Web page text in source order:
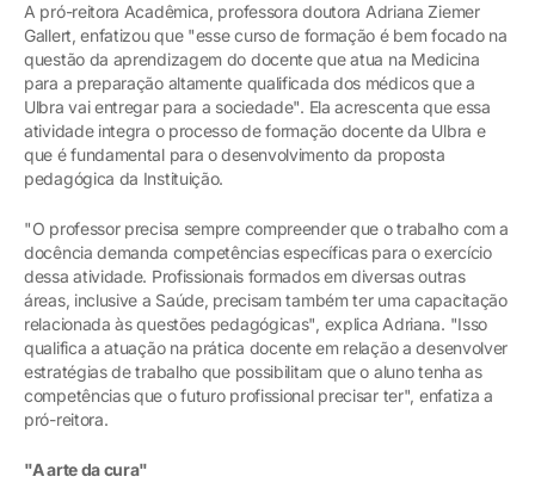
A pró-reitora Acadêmica, professora doutora Adriana Ziemer
Gallert, enfatizou que "esse curso de formação é bem focado na
questão da aprendizagem do docente que atua na Medicina
para a preparação altamente qualificada dos médicos que a
Ulbra vai entregar para a sociedade". Ela acrescenta que essa
atividade integra o processo de formação docente da Ulbra e
que é fundamental para o desenvolvimento da proposta
pedagógica da Instituição.
"O professor precisa sempre compreender que o trabalho com a
docência demanda competências específicas para o exercício
dessa atividade. Profissionais formados em diversas outras
áreas, inclusive a Saúde, precisam também ter uma capacitação
relacionada às questões pedagógicas", explica Adriana. "Isso
qualifica a atuação na prática docente em relação a desenvolver
estratégias de trabalho que possibilitam que o aluno tenha as
competências que o futuro profissional precisar ter", enfatiza a
pró-reitora.
"A arte da cura"